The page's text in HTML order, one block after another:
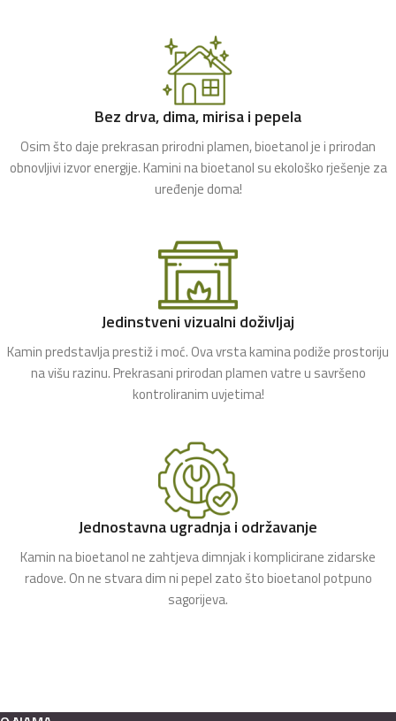
Bez drva, dima, mirisa i pepela
Osim što daje prekrasan prirodni plamen, bioetanol je i prirodan
obnovljivi izvor energije. Kamini na bioetanol su ekološko rješenje za
uređenje doma!
Jedinstveni vizualni doživljaj
Kamin predstavlja prestiž i moć. Ova vrsta kamina podiže prostoriju
na višu razinu. Prekrasani prirodan plamen vatre u savršeno
kontroliranim uvjetima!
Jednostavna ugradnja i održavanje
Kamin na bioetanol ne zahtjeva dimnjak i komplicirane zidarske
radove. On ne stvara dim ni pepel zato što bioetanol potpuno
sagorijeva.